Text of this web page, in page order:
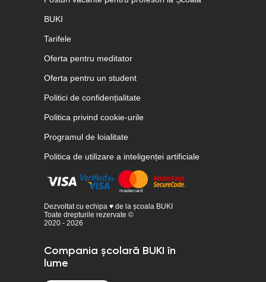
BUKI
Tarifele
Oferta pentru meditator
Oferta pentru un student
Politici de confidențialitate
Politica privind cookie-urile
Programul de loialitate
Politica de utilizare a inteligenței artificiale
Dezvoltat cu echipa ♥ de la școala BUKI
Toate drepturile rezervate ©
2020 - 2026
Compania școlară BUKI în
lume